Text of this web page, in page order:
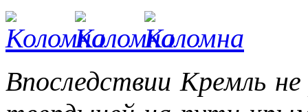
Впоследствии Кремль